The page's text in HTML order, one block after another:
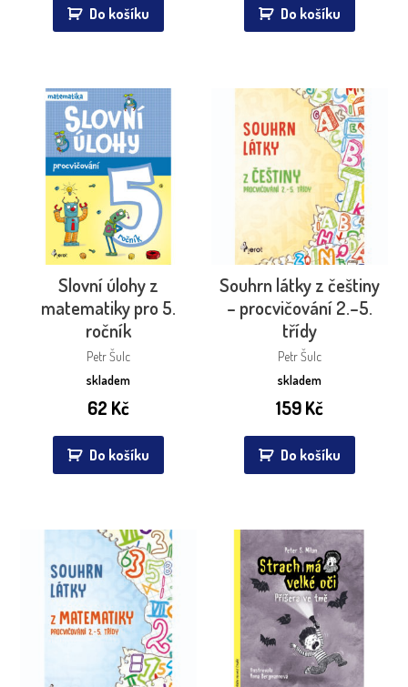
Do košíku Do košíku
Slovní úlohy z
matematiky pro 5.
ročník
Petr Šulc
skladem
62 Kč
Do košíku
Souhrn látky z češtiny
– procvičování 2.–5.
třídy
Petr Šulc
skladem
159Kč
Do košíku